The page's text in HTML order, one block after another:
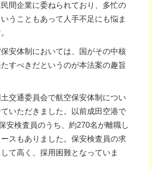
間企業に委ねられており、多忙の
うこともあって人手不足にも悩ま
安体制においては、国がその中核
すべきだというのが本法案の趣旨
交通委員会で航空保安体制につい
いただきました。以前成田空港で
安検査員のうち、約270名が離職し
スもありました。保安検査員の求
て高く、採用困難となっていま